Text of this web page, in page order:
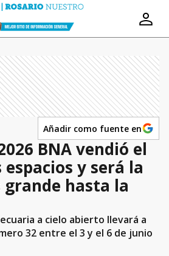
Añadir como fuente en
BNA vendió el
espacios y será la
hasta la
a cielo abierto llevará a
32 entre el 3 y el 6 de junio